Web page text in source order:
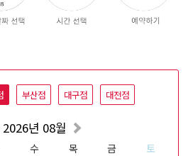
부산점 대구점 대전점
2026년 08월
수 목 금
토